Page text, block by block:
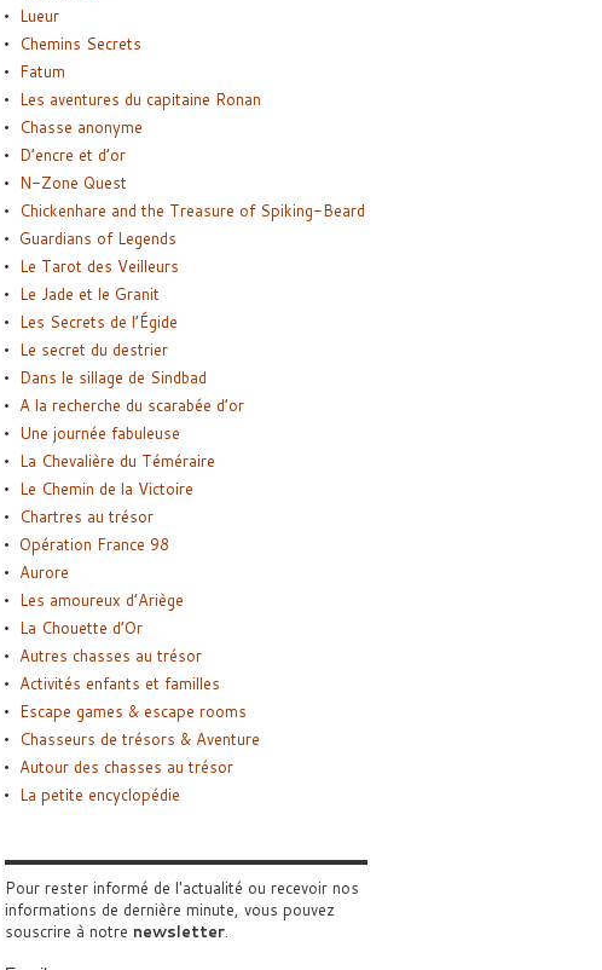
Lueur
Chemins Secrets
Fatum
Les aventures du capitaine Ronan
Chasse anonyme
D’encre et d’or
N-Zone Quest
Chickenhare and the Treasure of Spiking-Beard
Guardians of Legends
Le Tarot des Veilleurs
Le Jade et le Granit
Les Secrets de l’Égide
Le secret du destrier
Dans le sillage de Sindbad
A la recherche du scarabée d’or
Une journée fabuleuse
La Chevalière du Téméraire
Le Chemin de la Victoire
Chartres au trésor
Opération France 98
Aurore
Les amoureux d’Ariège
La Chouette d’Or
Autres chasses au trésor
Activités enfants et familles
Escape games & escape rooms
Chasseurs de trésors & Aventure
Autour des chasses au trésor
La petite encyclopédie
Pour rester informé de l'actualité ou recevoir nos
informations de dernière minute, vous pouvez
souscrire à notre newsletter.